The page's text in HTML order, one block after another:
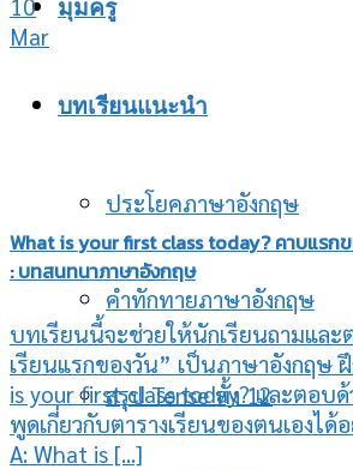
มุมครู
บทเรียนแนะนำ
ประโยคภาษาอังกฤษ
คำทักทายภาษาอังกฤษ
สรุป Tense ทั้ง 12
Mar
What is your first class today? คาบแรก
: บทสนทนาภาษาอังกฤษ
บทเรียนนี้จะช่วยให้นักเรียนถามและ
เรียนแรกของวัน” เป็นภาษาอังกฤษ
is your first class today? และตอบ
พูดเกี่ยวกับตารางเรียนของตนเองได้
A: What is [...]